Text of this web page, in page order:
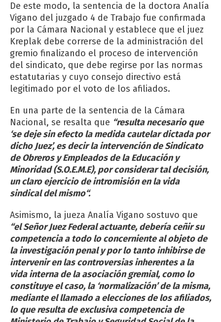
De este modo, la sentencia de la doctora Analía
Vigano del juzgado 4 de Trabajo fue confirmada
por la Cámara Nacional y establece que el juez
Kreplak debe correrse de la administración del
gremio finalizando el proceso de intervención
del sindicato, que debe regirse por las normas
estatutarias y cuyo consejo directivo está
legitimado por el voto de los afiliados.
En una parte de la sentencia de la Cámara
Nacional, se resalta que “resulta necesario que
‘se deje sin efecto la medida cautelar dictada por
dicho Juez’, es decir la intervención de Sindicato
de Obreros y Empleados de la Educación y
Minoridad (S.O.E.M.E), por considerar tal decisión,
un claro ejercicio de intromisión en la vida
sindical del mismo“.
Asimismo, la jueza Analía Vigano sostuvo que
“el Señor Juez Federal actuante, debería ceñir su
competencia a todo lo concerniente al objeto de
la investigación penal y por lo tanto inhibirse de
intervenir en las controversias inherentes a la
vida interna de la asociación gremial, como lo
constituye el caso, la ‘normalización’ de la misma,
mediante el llamado a elecciones de los afiliados,
lo que resulta de exclusiva competencia de